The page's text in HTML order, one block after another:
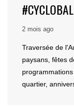
#CYCLOBAL
2 mois ago
Traversée de
paysans, fêtes
quartier,